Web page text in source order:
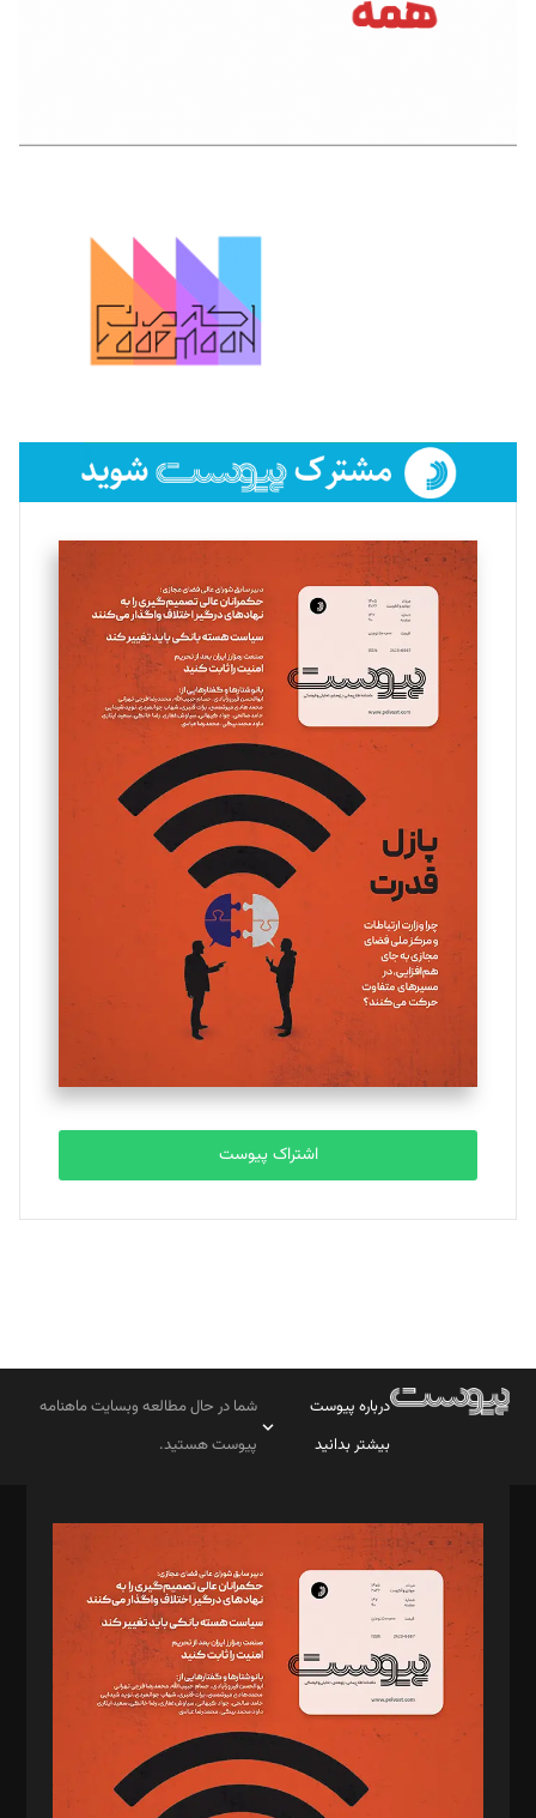
اشتراک پیوست
درباره پیوست
بیشتر بدانید
شما در حال مطالعه وبسایت ماهنامه
پیوست هستید.
مدیر مسئول: محمدباقر اثنی‌عشری
سردبیر: مهرک محمودی
دبیر تحریریه: میثم قاسمی
د‌بیر ناداستان: سمانه سمیع
د‌بیر خدمت و تجارت: ابوالفضل رجبی
د‌بیر حقوق فناوری: حسام‌الدین ایپکچی
د‌بیر پیوست جهان: مینا پاکدل
د‌بیر تحریریه آنلاین: بابک نقاش
تحریریه‌: مجتبی محمود‌ی، آرش برهمند، یسنا امان‌پور، سروش کرمیان،